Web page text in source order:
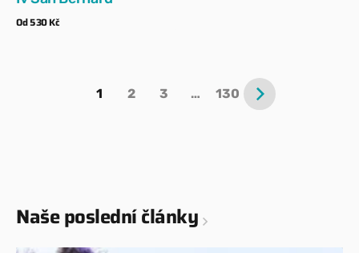
Běžná
Od 530 Kč
1 2 3 … 130
Naše poslední články